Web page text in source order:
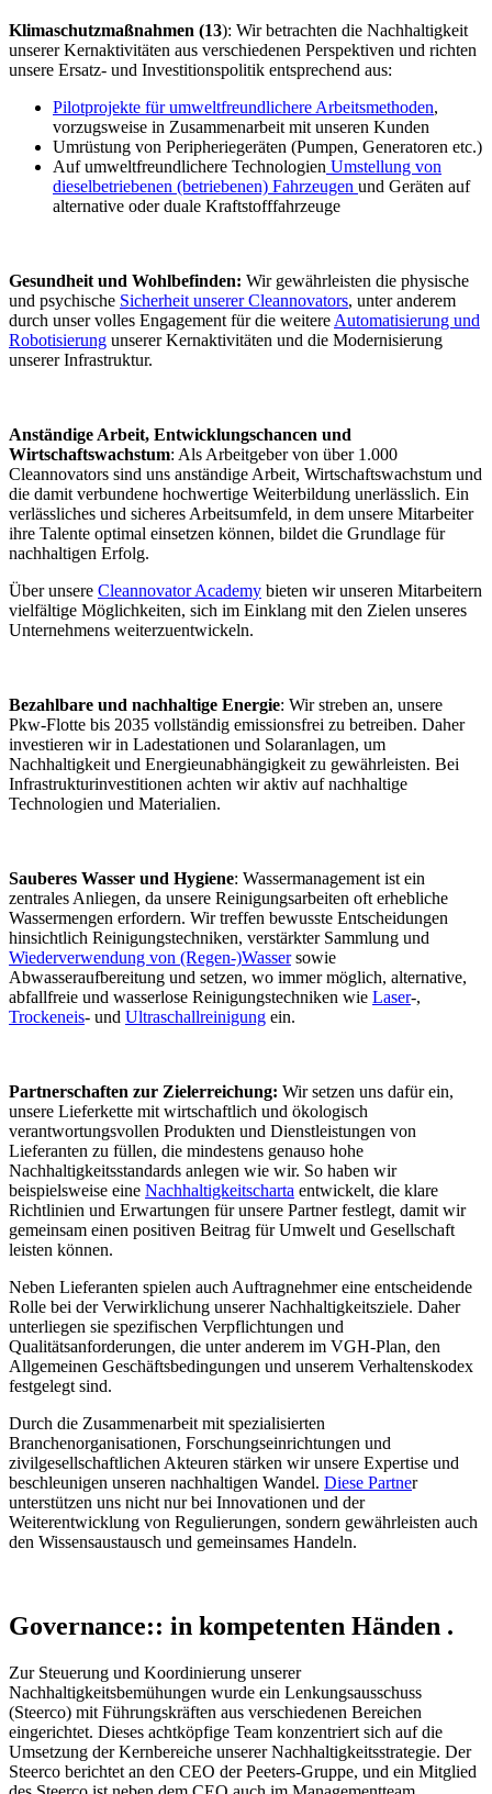
Klimaschutzmaßnahmen (13): Wir betrachten die Nachhaltigkeit
unserer Kernaktivitäten aus verschiedenen Perspektiven und richten
unsere Ersatz- und Investitionspolitik entsprechend aus:
Pilotprojekte für umweltfreundlichere Arbeitsmethoden,
vorzugsweise in Zusammenarbeit mit unseren Kunden
Umrüstung von Peripheriegeräten (Pumpen, Generatoren etc.)
Auf umweltfreundlichere Technologien Umstellung von
dieselbetriebenen (betriebenen) Fahrzeugen und Geräten auf
alternative oder duale Kraftstofffahrzeuge
Gesundheit und Wohlbefinden: Wir gewährleisten die physische
und psychische Sicherheit unserer Cleannovators, unter anderem
durch unser volles Engagement für die weitere Automatisierung und
Robotisierung unserer Kernaktivitäten und die Modernisierung
unserer Infrastruktur.
Anständige Arbeit, Entwicklungschancen und
Wirtschaftswachstum: Als Arbeitgeber von über 1.000
Cleannovators sind uns anständige Arbeit, Wirtschaftswachstum und
die damit verbundene hochwertige Weiterbildung unerlässlich. Ein
verlässliches und sicheres Arbeitsumfeld, in dem unsere Mitarbeiter
ihre Talente optimal einsetzen können, bildet die Grundlage für
nachhaltigen Erfolg.
Über unsere Cleannovator Academy bieten wir unseren Mitarbeitern
vielfältige Möglichkeiten, sich im Einklang mit den Zielen unseres
Unternehmens weiterzuentwickeln.
Bezahlbare und nachhaltige Energie: Wir streben an, unsere
Pkw-Flotte bis 2035 vollständig emissionsfrei zu betreiben. Daher
investieren wir in Ladestationen und Solaranlagen, um
Nachhaltigkeit und Energieunabhängigkeit zu gewährleisten. Bei
Infrastrukturinvestitionen achten wir aktiv auf nachhaltige
Technologien und Materialien.
Sauberes Wasser und Hygiene: Wassermanagement ist ein
zentrales Anliegen, da unsere Reinigungsarbeiten oft erhebliche
Wassermengen erfordern. Wir treffen bewusste Entscheidungen
hinsichtlich Reinigungstechniken, verstärkter Sammlung und
Wiederverwendung von (Regen-)Wassersowie
Abwasseraufbereitung und setzen, wo immer möglich, alternative,
abfallfreie und wasserlose Reinigungstechniken wie Laser-,
Trockeneis- und Ultraschallreinigung ein.
Partnerschaften zur Zielerreichung: Wir setzen uns dafür ein,
unsere Lieferkette mit wirtschaftlich und ökologisch
verantwortungsvollen Produkten und Dienstleistungen von
Lieferanten zu füllen, die mindestens genauso hohe
Nachhaltigkeitsstandards anlegen wie wir. So haben wir
beispielsweise eine Nachhaltigkeitscharta entwickelt, die klare
Richtlinien und Erwartungen für unsere Partner festlegt, damit wir
gemeinsam einen positiven Beitrag für Umwelt und Gesellschaft
leisten können.
Neben Lieferanten spielen auch Auftragnehmer eine entscheidende
Rolle bei der Verwirklichung unserer Nachhaltigkeitsziele. Daher
unterliegen sie spezifischen Verpflichtungen und
Qualitätsanforderungen, die unter anderem im VGH-Plan, den
Allgemeinen Geschäftsbedingungen und unserem Verhaltenskodex
festgelegt sind.
Durch die Zusammenarbeit mit spezialisierten
Branchenorganisationen, Forschungseinrichtungen und
zivilgesellschaftlichen Akteuren stärken wir unsere Expertise und
beschleunigen unseren nachhaltigen Wandel. Diese Partner
unterstützen uns nicht nur bei Innovationen und der
Weiterentwicklung von Regulierungen, sondern gewährleisten auch
den Wissensaustausch und gemeinsames Handeln.
Governance:: in kompetenten Händen .
Zur Steuerung und Koordinierung unserer
Nachhaltigkeitsbemühungen wurde ein Lenkungsausschuss
(Steerco) mit Führungskräften aus verschiedenen Bereichen
eingerichtet. Dieses achtköpfige Team konzentriert sich auf die
Umsetzung der Kernbereiche unserer Nachhaltigkeitsstrategie. Der
Steerco berichtet an den CEO der Peeters-Gruppe, und ein Mitglied